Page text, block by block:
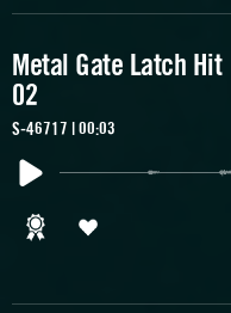
Metal Gate Latch Hit
02
S-46717 | 00:03